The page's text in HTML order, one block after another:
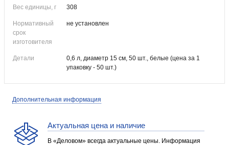
Вес единицы, г 308
Нормативный
срок
изготовителя
не установлен
Детали
0,6 л, диаметр 15 см, 50 шт., белые (цена за 1
упаковку - 50 шт.)
Дополнительная информация
Актуальная цена и наличие
В «Деловом» всегда актуальные цены. Информация